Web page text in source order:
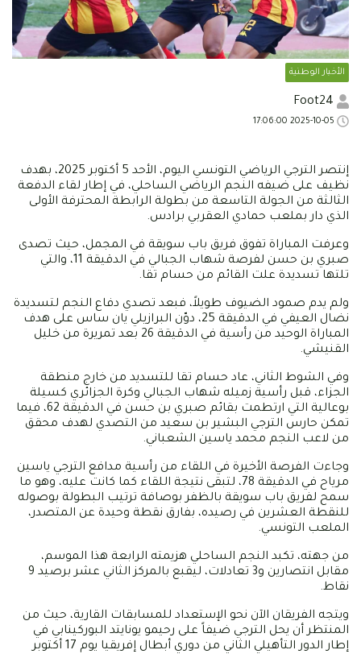
الأخبار الوطنية
إنتصر الترجي الرياضي التونسي اليوم، الأحد 5 أكتوبر 2025، بهدف
نظيف على ضيفه النجم الرياضي الساحلي، في إطار لقاء الدفعة
الثالثة من الجولة التاسعة من بطولة الرابطة المحترفة الأولى
الذي دار بملعب حمادي العقربي برادس.
وعرفت المباراة تفوق فريق باب سويقة في المجمل، حيث تصدى
صبري بن حسن لفرصة شهاب الجبالي في الدقيقة 11، والتي
تلتها تسديدة علت القائم من حسام تقا.
ولم يدم صمود الضيوف طويلاً، فبعد تصدي دفاع النجم لتسديدة
نضال العيفي في الدقيقة 25، دوّن البرازيلي يان ساس على هدف
المباراة الوحيد من رأسية في الدقيقة 26 بعد تمريرة من خليل
القنيشي.
وفي الشوط الثاني، عاد حسام تقا للتسديد من خارج منطقة
الجزاء، قبل رأسية زميله شهاب الجبالي وكرة الجزائري كسيلة
بوعالية التي ارتطمت بقائم صبري بن حسن في الدقيقة 62، فيما
تمكن حارس الترجي البشير بن سعيد من التصدي لهدف محقق
من لاعب النجم محمد ياسين الشعباني.
وجاءت الفرصة الأخيرة في اللقاء من رأسية مدافع الترجي ياسين
مرياح في الدقيقة 78، لتبقى نتيجة اللقاء كما كانت عليه، وهو ما
سمح لفريق باب سويقة بالظفر بوصافة ترتيب البطولة بوصوله
للنقطة العشرين في رصيده، بفارق نقطة وحيدة عن المتصدر،
الملعب التونسي.
من جهته، تكبد النجم الساحلي هزيمته الرابعة هذا الموسم،
مقابل انتصارين و3 تعادلات، ليقبع بالمركز الثاني عشر برصيد 9
نقاط.
ويتجه الفريقان الآن نحو الإستعداد للمسابقات القارية، حيث من
المنتظر أن يحل الترجي ضيفاً على رحيمو يونايتد البوركينابي في
إطار الدور التأهيلي الثاني من دوري أبطال إفريقيا يوم 17 أكتوبر